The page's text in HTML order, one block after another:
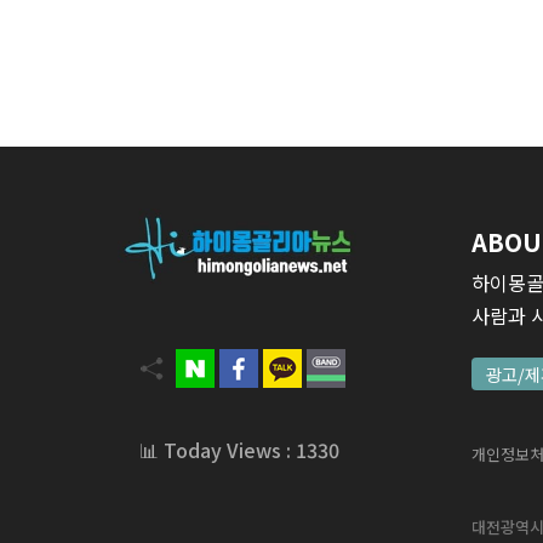
📊 Today Views : 1330
하이몽
사람과
광고/
개인정보
대전광역